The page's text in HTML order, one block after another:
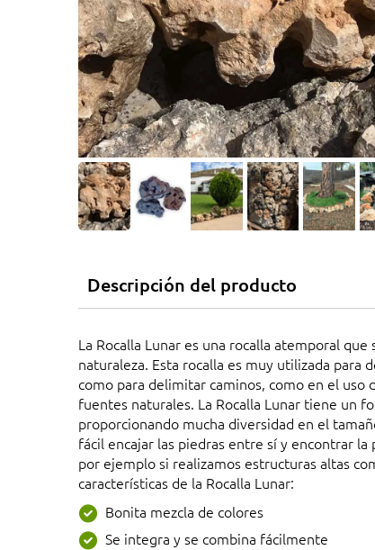
Descripción del producto
La Rocalla Lunar es una rocalla atemporal
naturaleza. Esta rocalla es muy utilizada
como para delimitar caminos, como en el uso
fuentes naturales. La Rocalla Lunar tiene un
proporcionando mucha diversidad en el
fácil encajar las piedras entre sí y encontrar
por ejemplo si realizamos estructuras altas
características de la Rocalla Lunar:
Bonita mezcla de colores
Se integra y se combina fácilmente